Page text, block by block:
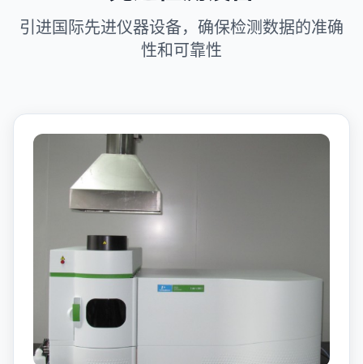
引进国际先进仪器设备，确保检测数据的准确
性和可靠性